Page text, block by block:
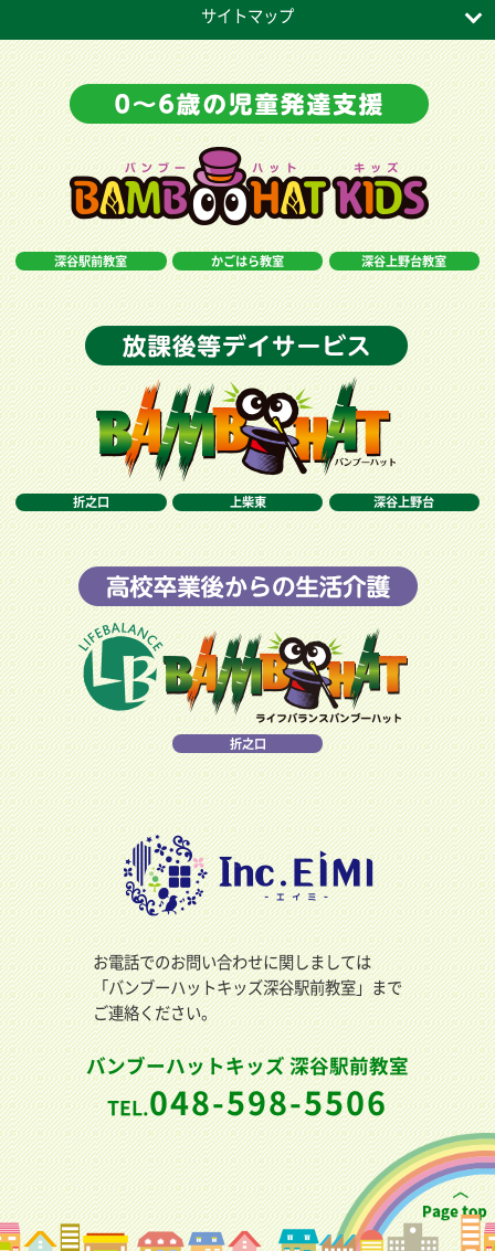
サイトマップ
深谷駅前教室 かごはら教室 深谷上野台教室
折之口 上柴東 深谷上野台
折之口
お電話でのお問い合わせに関しましては
「バンブーハットキッズ深谷駅前教室」まで
ご連絡ください。
バンブーハットキッズ 深谷駅前教室
TEL.048-598-5506